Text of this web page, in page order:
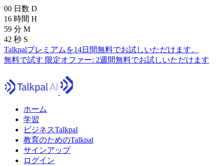
00 日数 D
16 時間 H
59 分 M
41 秒 S
Talkpalプレミアムを14日間無料でお試しいただけます。
無料で試す 限定オファー: 2週間無料でお試しいただけます
ホーム
学習
ビジネスTalkpal
教育のためのTalkpal
サインアップ
ログイン